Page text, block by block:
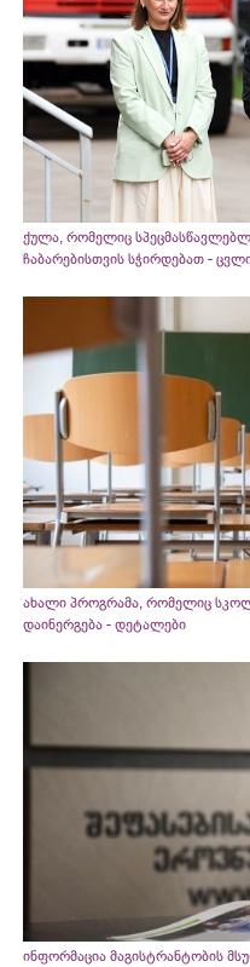
ქულა, რომელიც
ჩაბარებისთვის სჭირდებათ -
ახალი პროგრამა, რომელიც
დაინერგება - დეტალები
ინფორმაცია მაგისტრანტობის